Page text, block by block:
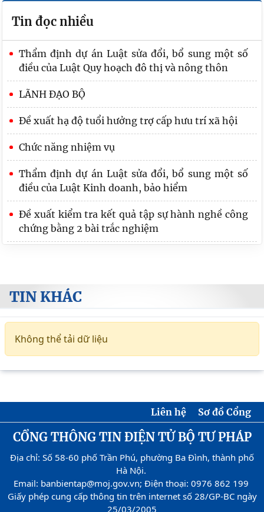
Tin đọc nhiều
Thẩm định dự án Luật sửa đổi, bổ sung một số
điều của Luật Quy hoạch đô thị và nông thôn
LÃNH ĐẠO BỘ
Đề xuất hạ độ tuổi hưởng trợ cấp hưu trí xã hội
Chức năng nhiệm vụ
Thẩm định dự án Luật sửa đổi, bổ sung một số
điều của Luật Kinh doanh, bảo hiểm
Đề xuất kiểm tra kết quả tập sự hành nghề công
chứng bằng 2 bài trắc nghiệm
TIN KHÁC
Không thể tải dữ liệu
Liên hệ Sơ đồ Cổng
CỔNG THÔNG TIN ĐIỆN TỬ BỘ TƯ PHÁP
Địa chỉ: Số 58-60 phố Trần Phú, phường Ba Đình, thành phố
Hà Nội.
Email: banbientap@moj.gov.vn; Điện thoại: 0976 862 199
Giấy phép cung cấp thông tin trên internet số 28/GP-BC ngày
25/03/2005